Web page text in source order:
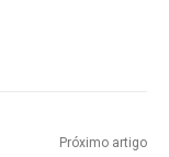
Próximo artigo